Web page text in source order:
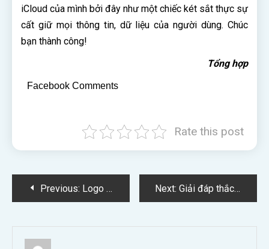
iCloud của mình bởi đây như một chiếc két sắt thực sự
cất giữ mọi thông tin, dữ liệu của người dùng. Chúc
bạn thành công!
Tổng hợp
Facebook Comments
Rate this post
Điều
bài
Previous: Logo là gì? Tập đoàn TG Group logo có ý nghĩa như thế nào? Next: Giải đáp thắc mắc điện thoại iPhone 6 có mấy màu?